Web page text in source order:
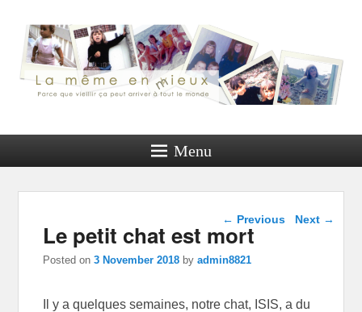
Menu
Post navigation
← Previous Next →
Le petit chat est mort
Posted on3 November 2018 byadmin8821
Il y a quelques semaines, notre chat, ISIS, a du